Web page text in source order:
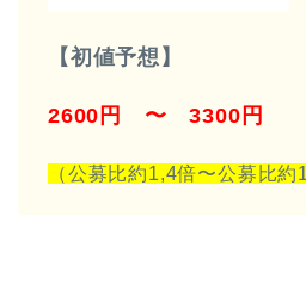
【初値予想】
2600円 〜 3300円
（公募比約1,4倍〜公募比約